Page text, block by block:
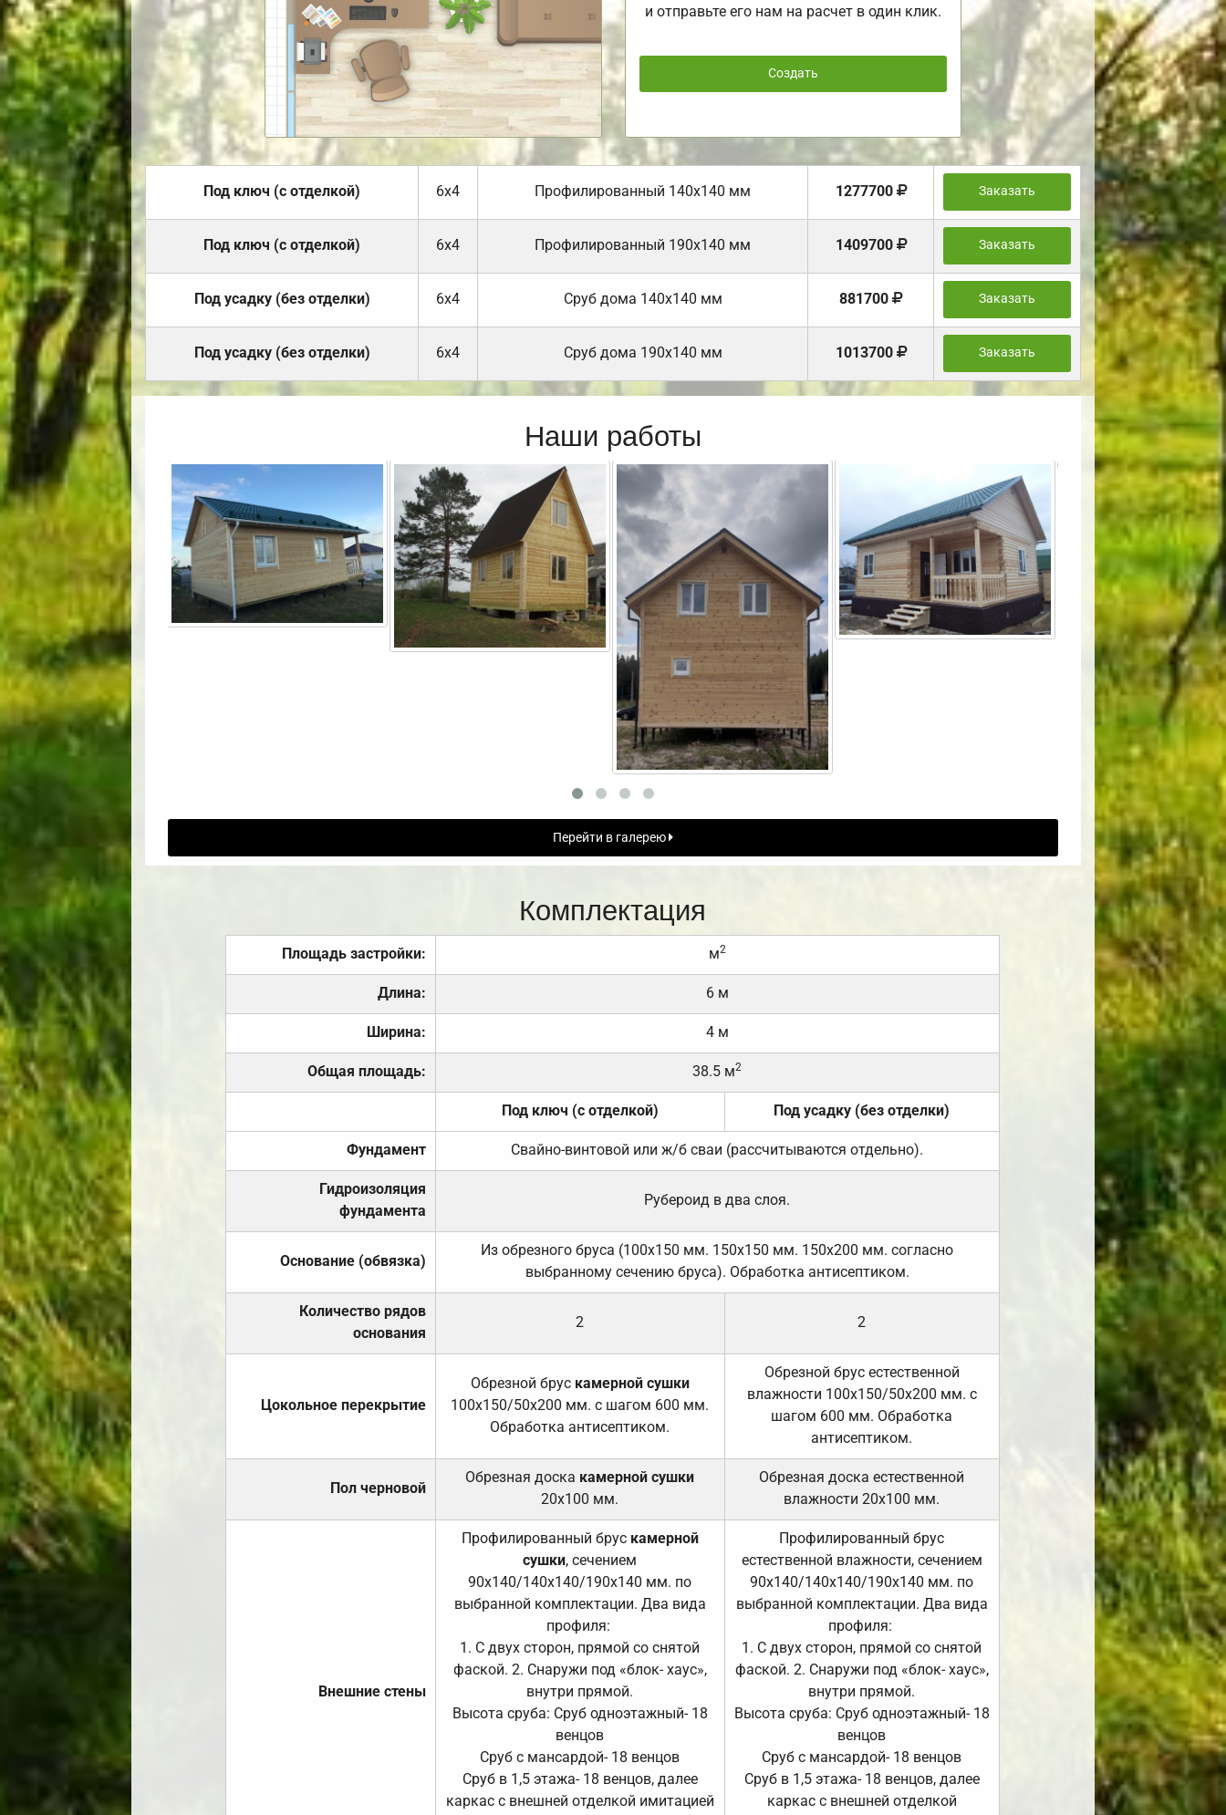
и отправьте его нам на расчет в один клик.
Создать
Под ключ (с отделкой) 6х4 Профилированный 140х140 мм 1277700 Заказать
Под ключ (с отделкой) 6х4 Профилированный 190х140 мм 1409700 Заказать
Под усадку (без отделки) 6х4 Cруб дома 140х140 мм 881700 Заказать
Под усадку (без отделки) 6х4 Cруб дома 190х140 мм 1013700 Заказать
Наши работы
Перейти в галерею
Комплектация
Площадь застройки: м2
Длина: 6 м
Ширина: 4 м
Общая площадь: 38.5 м2
Под ключ (с отделкой) Под усадку (без отделки)
Фундамент Свайно-винтовой или ж/б сваи (рассчитываются отдельно).
Гидроизоляция
фундамента
Рубероид в два слоя.
Основание (обвязка)
Из обрезного бруса (100х150 мм. 150х150 мм. 150х200 мм. согласно
выбранному сечению бруса). Обработка антисептиком.
Количество рядов
основания
2 2
Цокольное перекрытие
Обрезной брус камерной сушки
100х150/50х200 мм. с шагом 600 мм.
Обработка антисептиком.
Обрезной брус естественной
влажности 100х150/50х200 мм. с
шагом 600 мм. Обработка
антисептиком.
Пол черновой
Обрезная доска камерной сушки
20х100 мм.
Обрезная доска естественной
влажности 20х100 мм.
Внешние стены
Профилированный брус камерной
сушки, сечением
90х140/140х140/190х140 мм. по
выбранной комплектации. Два вида
профиля:
1. С двух сторон, прямой со снятой
фаской. 2. Снаружи под «блок- хаус»,
внутри прямой.
Высота сруба: Сруб одноэтажный- 18
венцов
Сруб с мансардой- 18 венцов
Сруб в 1,5 этажа- 18 венцов, далее
каркас с внешней отделкой имитацией
Профилированный брус
естественной влажности, сечением
90х140/140х140/190х140 мм. по
выбранной комплектации. Два вида
профиля:
1. С двух сторон, прямой со снятой
фаской. 2. Снаружи под «блок- хаус»,
внутри прямой.
Высота сруба: Сруб одноэтажный- 18
венцов
Сруб с мансардой- 18 венцов
Сруб в 1,5 этажа- 18 венцов, далее
каркас с внешней отделкой